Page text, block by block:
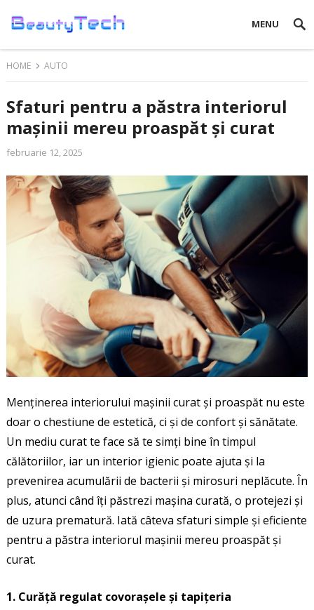
MENU
HOME AUTO
Sfaturi pentru a păstra interiorul
mașinii mereu proaspăt și curat
februarie 12, 2025
Menținerea interiorului mașinii curat și proaspăt nu este
doar o chestiune de estetică, ci și de confort și sănătate.
Un mediu curat te face să te simți bine în timpul
călătoriilor, iar un interior igienic poate ajuta și la
prevenirea acumulării de bacterii și mirosuri neplăcute. În
plus, atunci când îți păstrezi mașina curată, o protejezi și
de uzura prematură. Iată câteva sfaturi simple și eficiente
pentru a păstra interiorul mașinii mereu proaspăt și
curat.
1. Curăță regulat covorașele și tapițeria